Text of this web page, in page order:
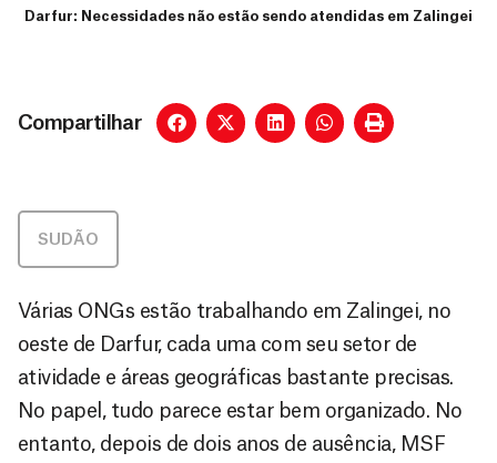
Darfur: Necessidades não estão sendo atendidas em Zalingei
Compartilhar
SUDÃO
Várias ONGs estão trabalhando em Zalingei, no
oeste de Darfur, cada uma com seu setor de
atividade e áreas geográficas bastante precisas.
No papel, tudo parece estar bem organizado. No
entanto, depois de dois anos de ausência, MSF